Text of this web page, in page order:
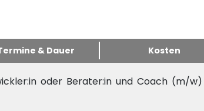
& Dauer Kosten
oder Berater:in und Coach (m/